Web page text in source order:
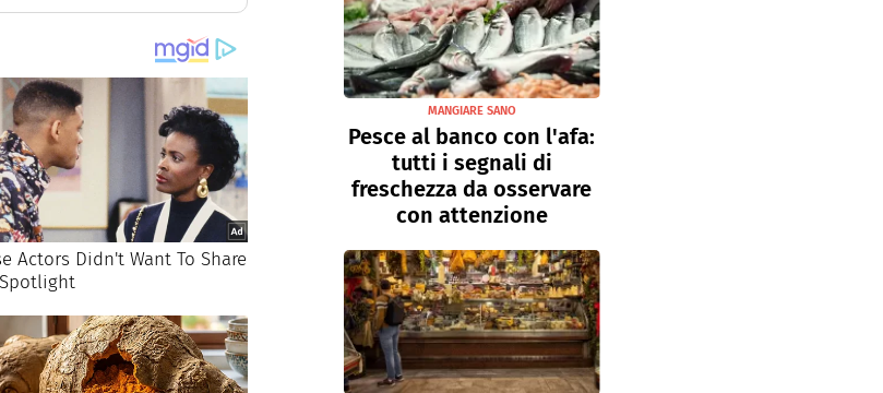
MANGIARE SANO
Pesce al banco con l'afa:
tutti i segnali di
freschezza da osservare
con attenzione